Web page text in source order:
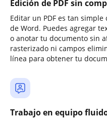
Edición de PDF sin
Editar un PDF es tan
de Word. Puedes agregar
o anotar tu documento sin
rasterizado ni campos
línea para obtener tu
Trabajo en equipo